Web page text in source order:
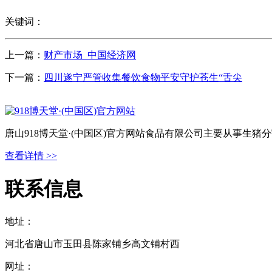
关键词：
上一篇： 财产市场_中国经济网
下一篇： 四川遂宁严管收集餐饮食物平安守护苍生“舌尖
唐山918博天堂·(中国区)官方网站食品有限公司主要从事生
查看详情 >>
联系信息
地址：
河北省唐山市玉田县陈家铺乡高文铺村西
网址：